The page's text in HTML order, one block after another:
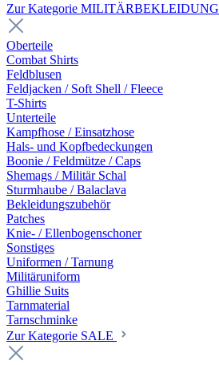
Zur Kategorie MILITÄRBEKLEIDUNG
Oberteile
Combat Shirts
Feldblusen
Feldjacken / Soft Shell / Fleece
T-Shirts
Unterteile
Kampfhose / Einsatzhose
Hals- und Kopfbedeckungen
Boonie / Feldmütze / Caps
Shemags / Militär Schal
Sturmhaube / Balaclava
Bekleidungszubehör
Patches
Knie- / Ellenbogenschoner
Sonstiges
Uniformen / Tarnung
Militäruniform
Ghillie Suits
Tarnmaterial
Tarnschminke
Zur Kategorie SALE